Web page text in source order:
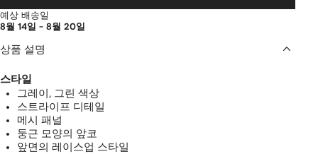
예상 배송일
8월 14일 - 8월 20일
상품 설명
스타일
그레이, 그린 색상
스트라이프 디테일
메시 패널
둥근 모양의 앞코
앞면의 레이스업 스타일